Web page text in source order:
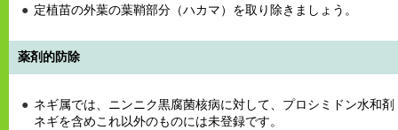
定植苗の外葉の葉鞘部分（ハカマ）を取り除きましょう。
薬剤的防除
ネギ属では、ニンニク黒腐菌核病に対して、プロシミドン水和
ネギを含めこれ以外のものには未登録です。